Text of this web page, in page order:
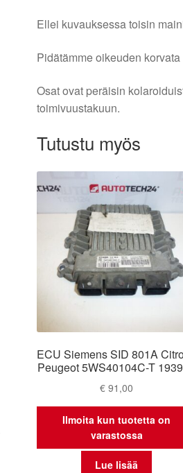
Ellei kuvauksessa toisin
Pidätämme oikeuden
Osat ovat peräisin
toimivuustakuun.
Tutustu myös
ECU Siemens SID 801A
Peugeot 5WS40104C-T
€ 91,00
Ilmoita kun tuotetta on
varastossa
Lue lisää